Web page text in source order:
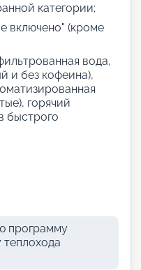
категории;
включено" (кроме
вода,
и без кофеина),
горячий
быстрого
программу
теплохода